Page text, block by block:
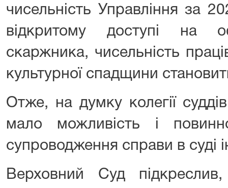
чисельність Управління за
відкритому доступі на
скаржника, чисельність
культурної спадщини
Отже, на думку колегії
мало можливість і
супроводження справи в суді
Верховний Суд